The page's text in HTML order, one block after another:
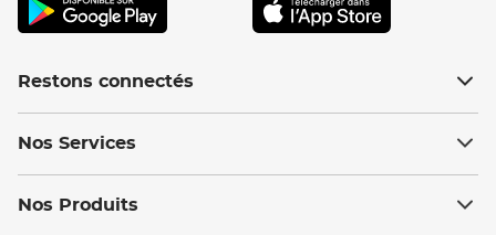
Restons connectés
Nos Services
Nos Produits